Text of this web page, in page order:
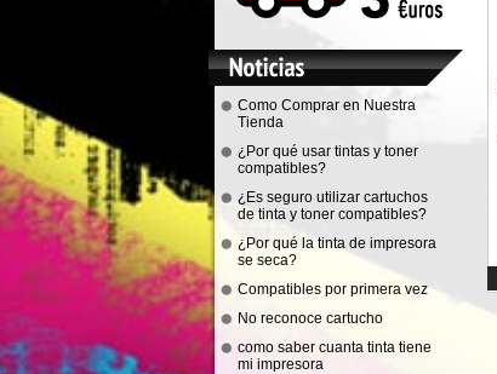
Como Comprar en Nuestra
Tienda
¿Por qué usar tintas y toner
compatibles?
¿Es seguro utilizar cartuchos
de tinta y toner compatibles?
¿Por qué la tinta de impresora
se seca?
Compatibles por primera vez
No reconoce cartucho
como saber cuanta tinta tiene
mi impresora